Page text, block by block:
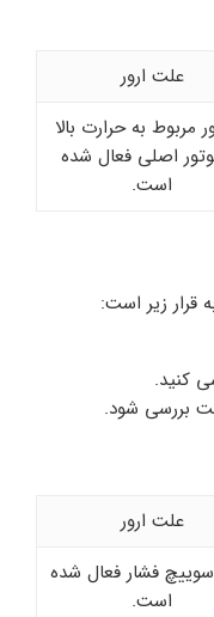
علت ارور
مربوط به حرارت بالا
اصلی فعال شده
است.
کنید.
بررسی شود.
علت ارور
فشار فعال شده
است.